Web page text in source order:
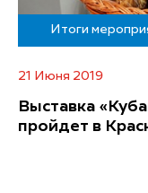
Итоги
21 Июня 2019
Выставка
пройдет в